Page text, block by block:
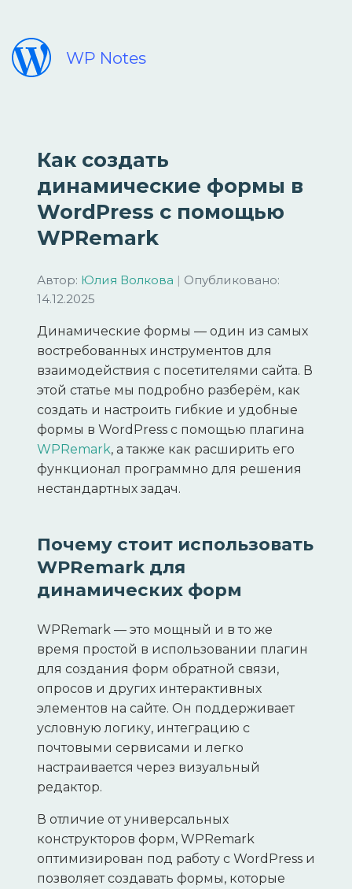
WP Notes
Как создать
динамические формы в
WordPress с помощью
WPRemark
Автор: Юлия Волкова | Опубликовано:
14.12.2025
Динамические формы — один из самых
востребованных инструментов для
взаимодействия с посетителями сайта. В
этой статье мы подробно разберём, как
создать и настроить гибкие и удобные
формы в WordPress с помощью плагина
WPRemark, а также как расширить его
функционал программно для решения
нестандартных задач.
Почему стоит использовать
WPRemark для
динамических форм
WPRemark — это мощный и в то же
время простой в использовании плагин
для создания форм обратной связи,
опросов и других интерактивных
элементов на сайте. Он поддерживает
условную логику, интеграцию с
почтовыми сервисами и легко
настраивается через визуальный
редактор.
В отличие от универсальных
конструкторов форм, WPRemark
оптимизирован под работу с WordPress и
позволяет создавать формы, которые